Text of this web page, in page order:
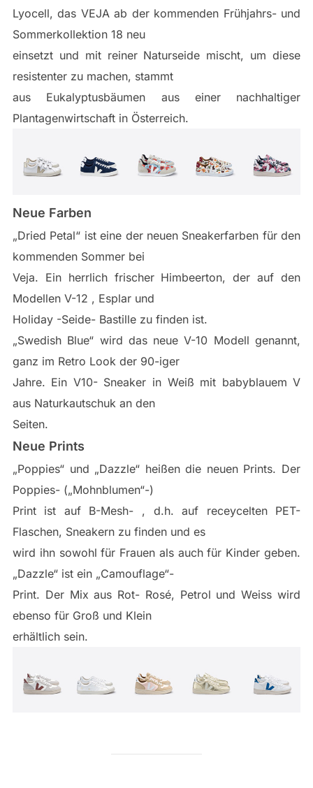
Lyocell, das VEJA ab der kommenden Frühjahrs- und
Sommerkollektion 18 neu
einsetzt und mit reiner Naturseide mischt, um diese
resistenter zu machen, stammt
aus Eukalyptusbäumen aus einer nachhaltiger
Plantagenwirtschaft in Österreich.
Neue Farben
„Dried Petal“ ist eine der neuen Sneakerfarben für den
kommenden Sommer bei
Veja. Ein herrlich frischer Himbeerton, der auf den
Modellen V-12 , Esplar und
Holiday -Seide- Bastille zu finden ist.
„Swedish Blue“ wird das neue V-10 Modell genannt,
ganz im Retro Look der 90-iger
Jahre. Ein V10- Sneaker in Weiß mit babyblauem V
aus Naturkautschuk an den
Seiten.
Neue Prints
„Poppies“ und „Dazzle“ heißen die neuen Prints. Der
Poppies- („Mohnblumen“-)
Print ist auf B-Mesh- , d.h. auf receycelten PET-
Flaschen, Sneakern zu finden und es
wird ihn sowohl für Frauen als auch für Kinder geben.
„Dazzle“ ist ein „Camouflage“-
Print. Der Mix aus Rot- Rosé, Petrol und Weiss wird
ebenso für Groß und Klein
erhältlich sein.